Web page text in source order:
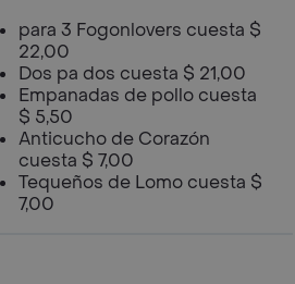
para 3 Fogonlovers cuesta $
22,00
Dos pa dos cuesta $ 21,00
Empanadas de pollo cuesta
$ 5,50
Anticucho de Corazón
cuesta $ 7,00
Tequeños de Lomo cuesta $
7,00